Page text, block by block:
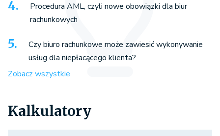
Procedura AML, czyli nowe obowiązki dla biur
rachunkowych
Czy biuro rachunkowe może zawiesić wykonywanie
usług dla niepłacącego klienta?
Zobacz wszystkie
Kalkulatory